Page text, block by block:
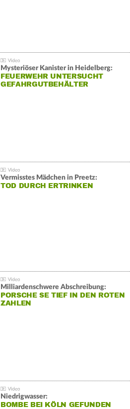
Mysteriöser Kanister in Heidelberg:
FEUERWEHR UNTERSUCHT
GEFAHRGUTBEHÄLTER
Vermisstes Mädchen in Preetz:
TOD DURCH ERTRINKEN
Milliardenschwere Abschreibung:
PORSCHE SE TIEF IN DEN ROTEN
ZAHLEN
Niedrigwasser:
BOMBE BEI KÖLN GEFUNDEN